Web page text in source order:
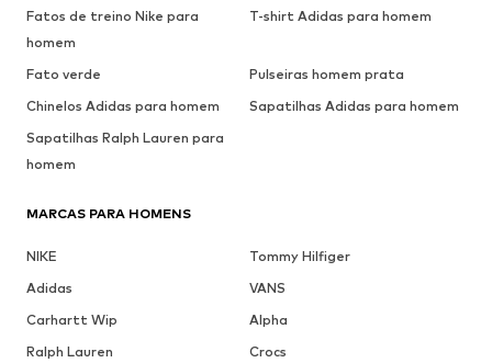
Fatos de treino Nike para
homem
T-shirt Adidas para homem
Fato verde
Pulseiras homem prata
Chinelos Adidas para homem
Sapatilhas Adidas para homem
Sapatilhas Ralph Lauren para
homem
MARCAS PARA HOMENS
NIKE
Tommy Hilfiger
Adidas
VANS
Carhartt Wip
Alpha
Ralph Lauren
Crocs